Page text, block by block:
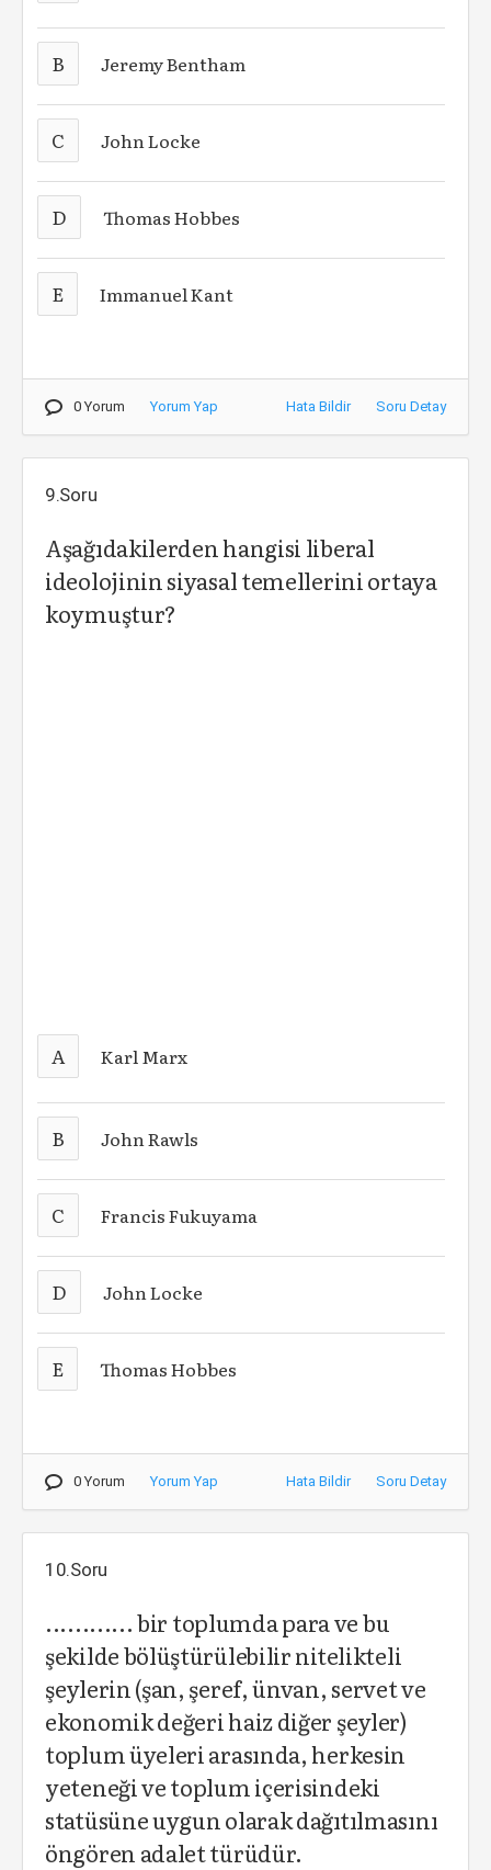
B Jeremy Bentham
C John Locke
D Thomas Hobbes
E Immanuel Kant
0 Yorum Yorum Yap Hata Bildir Soru Detay
9.Soru
Aşağıdakilerden hangisi liberal
ideolojinin siyasal temellerini ortaya
koymuştur?
A Karl Marx
B John Rawls
C Francis Fukuyama
D John Locke
E Thomas Hobbes
0 Yorum Yorum Yap Hata Bildir Soru Detay
10.Soru
............ bir toplumda para ve bu
şekilde bölüştürülebilir nitelikteli
şeylerin (şan, şeref, ünvan, servet ve
ekonomik değeri haiz diğer şeyler)
toplum üyeleri arasında, herkesin
yeteneği ve toplum içerisindeki
statüsüne uygun olarak dağıtılmasını
öngören adalet türüdür.